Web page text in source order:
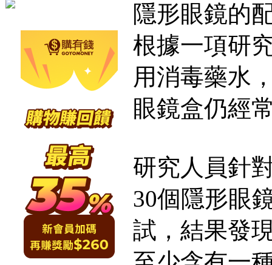
隱形眼鏡的
根據一項研
用消毒藥水
眼鏡盒仍經
研究人員針
30個隱形眼
試，結果發